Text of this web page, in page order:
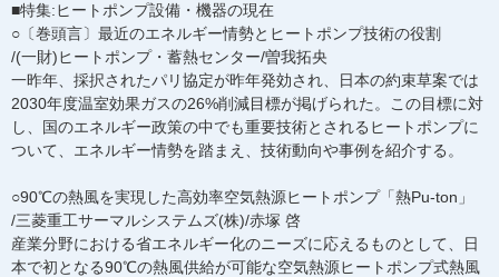
■特集:ヒートポンプ設備・機器の現在
○〔巻頭言〕最近のエネルギー情勢とヒートポンプ技術の役割
/(一財)ヒートポンプ・蓄熱センター/曽我拓央
一昨年、採択されたパリ協定が昨年発効され、日本の約束草案では
2030年度温室効果ガスの26%削減目標が掲げられた。この目標に対
し、国のエネルギー政策の中でも重要技術とされるヒートポンプに
ついて、エネルギー情勢を踏まえ、技術動向や事例を紹介する。
○90℃の熱風を実現した高効率空気熱源ヒートポンプ「熱Pu-ton」
/三菱重工サーマルシステムズ(株)/赤塚 啓
産業分野における省エネルギー化のニーズに応えるものとして、日
本で初となる90℃の熱風供給が可能な空気熱源ヒートポンプ式熱風